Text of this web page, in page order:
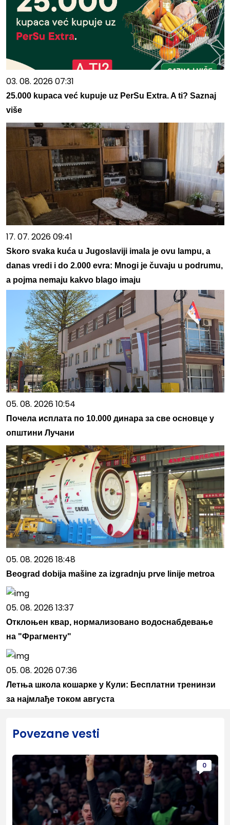
03. 08. 2026 07:31
25.000 kupaca već kupuje uz PerSu Extra. A ti? Saznaj
više
17. 07. 2026 09:41
Skoro svaka kuća u Jugoslaviji imala je ovu lampu, a
danas vredi i do 2.000 evra: Mnogi je čuvaju u podrumu,
a pojma nemaju kakvo blago imaju
05. 08. 2026 10:54
Почела исплата по 10.000 динара за све основце у
општини Лучани
05. 08. 2026 18:48
Beograd dobija mašine za izgradnju prve linije metroa
05. 08. 2026 13:37
Отклоњен квар, нормализовано водоснабдевање
на "Фрагменту"
05. 08. 2026 07:36
Летња школа кошарке у Кули: Бесплатни тренинзи
за најмлађе током августа
Povezane vesti
0